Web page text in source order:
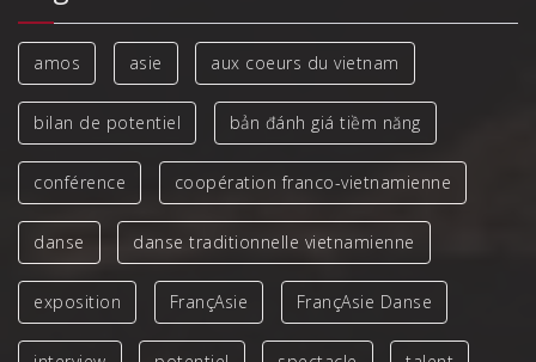
amos asie aux coeurs du vietnam
bilan de potentiel bản đánh giá tiềm năng
conférence coopération franco-vietnamienne
danse danse traditionnelle vietnamienne
exposition FrançAsie FrançAsie Danse